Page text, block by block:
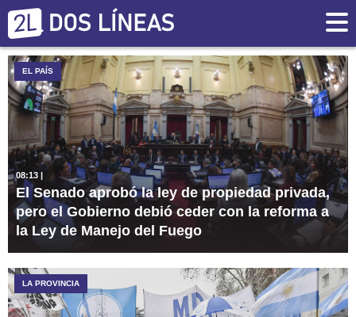
EL PAÍS
08:13 |
El Senado aprobó la ley de propiedad privada,
pero el Gobierno debió ceder con la reforma a
la Ley de Manejo del Fuego
LA PROVINCIA